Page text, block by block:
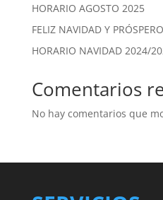
HORARIO AGOSTO 2025
FELIZ NAVIDAD Y
HORARIO NAVIDAD 2024/
Comentarios
No hay comentarios que